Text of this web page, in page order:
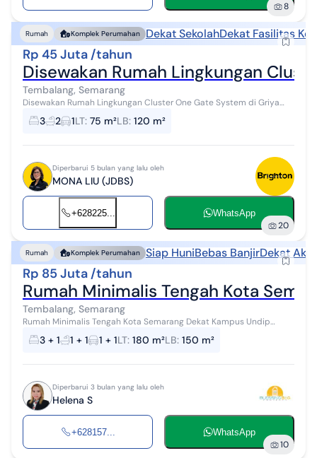
8
Rumah Komplek Perumahan Dekat SekolahDekat Fasilitas
Rp 45 Juta /tahun
Disewakan Rumah Lingkungan
Tembalang, Semarang
Disewakan Rumah Lingkungan Cluster One Gate System di Griya
Borobudur Tembalang Semarang Rumah Disewakan Griya
Borobudur Tembalang Semarang Spe...
3 2 1LT: 75 m²LB: 120 m²
Diperbarui 5 bulan yang lalu oleh
MONA LIU (JDBS)
+628225... WhatsApp
20
Rumah Komplek Perumahan Siap HuniBebas BanjirDekat
Rp 85 Juta /tahun
Rumah Minimalis Tengah Kota
Tembalang, Semarang
Rumah Minimalis Tengah Kota Semarang Dekat Kampus Undip
Dekat Pintu Tol Siap Pakai Disewakan Di Graha Estetika Tembalang
Semarang Atas, LT/LB. 180/...
3 + 1 1 + 1 1 + 1LT: 180 m²LB: 150 m²
Diperbarui 3 bulan yang lalu oleh
Helena S
+628157... WhatsApp
10